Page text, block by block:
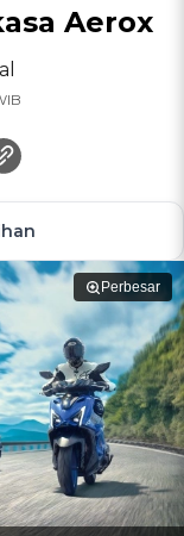
Aerox
Perbesar